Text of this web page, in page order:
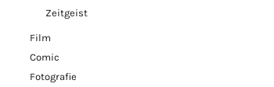
Zeitgeist
Film
Comic
Fotografie